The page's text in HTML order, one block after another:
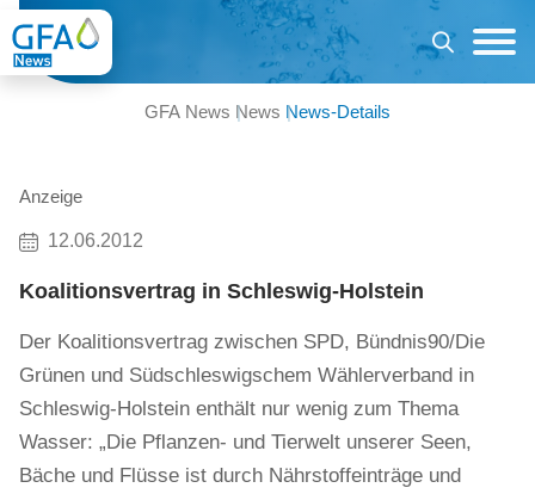
GFA News News News-Details
Anzeige
12.06.2012
Koalitionsvertrag in Schleswig-Holstein
Der Koalitionsvertrag zwischen SPD, Bündnis90/Die
Grünen und Südschleswigschem Wählerverband in
Schleswig-Holstein enthält nur wenig zum Thema
Wasser: „Die Pflanzen- und Tierwelt unserer Seen,
Bäche und Flüsse ist durch Nährstoffeinträge und